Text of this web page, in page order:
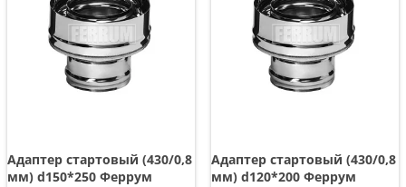
Адаптер стартовый (430/0,8
мм) d150*250 Феррум
Адаптер стартовый (430/0,8
мм) d120*200 Феррум